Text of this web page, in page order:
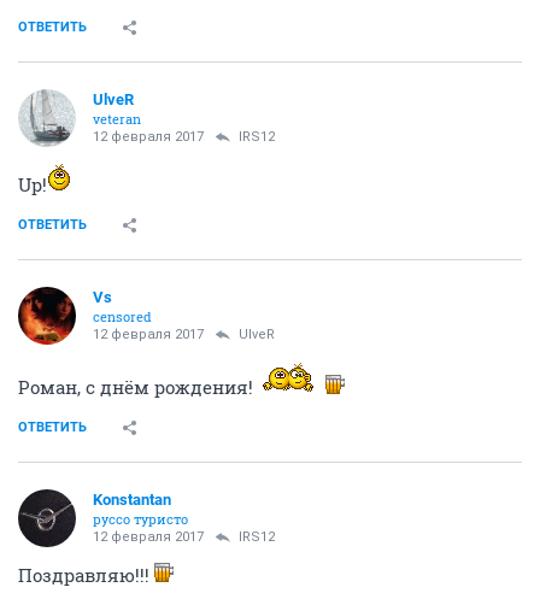
ОТВЕТИТЬ
UlveR
veteran
12 февраля 2017 IRS12
Up!
ОТВЕТИТЬ
Vs
censored
12 февраля 2017 UlveR
Роман, с днём рождения!
ОТВЕТИТЬ
Konstantan
руссо туристо
12 февраля 2017 IRS12
Поздравляю!!!